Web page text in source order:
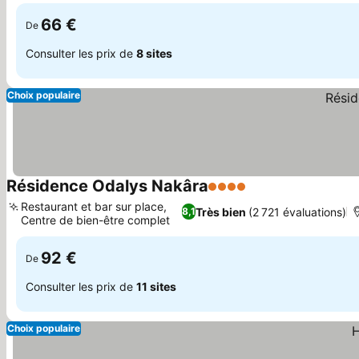
De 66 €
Consulter les prix de 8 sites
Choix populaire
Résidence Odalys Nakâra4 Étoiles
8,1Très bien (2 721 évaluations)
Restaurant et bar sur place,
Centre de bien-être complet
De 92 €
Consulter les prix de 11 sites
Choix populaire